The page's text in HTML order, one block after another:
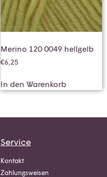
Merino 120 0049 hellgelb
€6,25
In den Warenkorb
Service
Kontakt
Zahlungsweisen